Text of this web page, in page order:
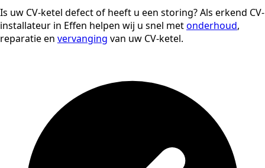
Is uw CV-ketel defect of heeft u een storing? Als erkend CV-
installateur in Effen helpen wij u snel metonderhoud,
reparatie en vervanging van uw CV-ketel.